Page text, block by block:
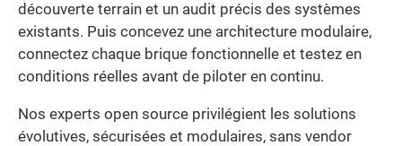
découverte terrain et un audit précis des systèmes
existants. Puis concevez une architecture modulaire,
connectez chaque brique fonctionnelle et testez en
conditions réelles avant de piloter en continu.
Nos experts open source privilégient les solutions
évolutives, sécurisées et modulaires, sans vendor